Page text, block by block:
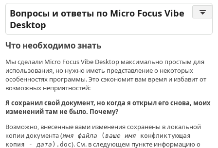
Вопросы и ответы по Micro Focus Vibe
Desktop
Что необходимо знать
Мы сделали Micro Focus Vibe Desktop максимально простым для
использования, но нужно иметь представление о некоторых
особенностях программы. Это сэкономит вам время и избавит от
возможных неприятностей:
Я сохранил свой документ, но когда я открыл его снова, моих
изменений там не было. Почему?
Возможно, внесенные вами изменения сохранены в локальной
копии документа (имя_файла (ваше_имя конфликтующая
копия -дата ).doc). См. в следующем пункте информацию о